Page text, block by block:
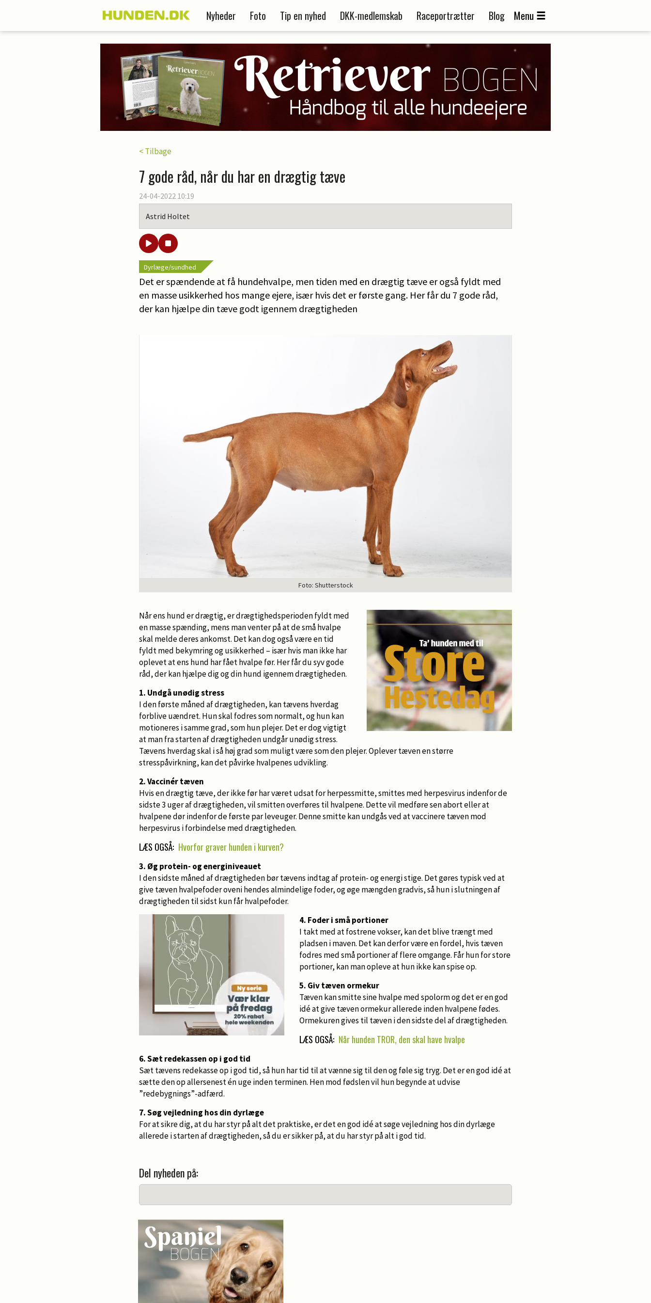
Nyheder Foto Tip en nyhed DKK-medlemskab Raceportrætter Blog Menu
< Tilbage
7 gode råd, når du har en drægtig tæve
24-04-2022 10:19
Astrid Holtet
Dyrlæge/sundhed
Det er spændende at få hundehvalpe, men tiden med en drægtig tæve er også fyldt med
en masse usikkerhed hos mange ejere, især hvis det er første gang. Her får du 7 gode råd,
der kan hjælpe din tæve godt igennem drægtigheden
Foto: Shutterstock
Når ens hund er drægtig, er drægtighedsperioden fyldt med
en masse spænding, mens man venter på at de små hvalpe
skal melde deres ankomst. Det kan dog også være en tid
fyldt med bekymring og usikkerhed – især hvis man ikke har
oplevet at ens hund har fået hvalpe før. Her får du syv gode
råd, der kan hjælpe dig og din hund igennem drægtigheden.
1. Undgå unødig stress
I den første måned af drægtigheden, kan tævens hverdag
forblive uændret. Hun skal fodres som normalt, og hun kan
motioneres i samme grad, som hun plejer. Det er dog vigtigt
at man fra starten af drægtigheden undgår unødig stress.
Tævens hverdag skal i så høj grad som muligt være som den plejer. Oplever tæven en større
stresspåvirkning, kan det påvirke hvalpenes udvikling.
2. Vaccinér tæven
Hvis en drægtig tæve, der ikke før har været udsat for herpessmitte, smittes med herpesvirus indenfor de
sidste 3 uger af drægtigheden, vil smitten overføres til hvalpene. Dette vil medføre sen abort eller at
hvalpene dør indenfor de første par leveuger. Denne smitte kan undgås ved at vaccinere tæven mod
herpesvirus i forbindelse med drægtigheden.
LÆS OGSÅ: Hvorfor graver hunden i kurven?
3. Øg protein- og energiniveauet
I den sidste måned af drægtigheden bør tævens indtag af protein- og energi stige. Det gøres typisk ved at
give tæven hvalpefoder oveni hendes almindelige foder, og øge mængden gradvis, så hun i slutningen af
drægtigheden til sidst kun får hvalpefoder.
4. Foder i små portioner
I takt med at fostrene vokser, kan det blive trængt med
pladsen i maven. Det kan derfor være en fordel, hvis tæven
fodres med små portioner af flere omgange. Får hun for store
portioner, kan man opleve at hun ikke kan spise op.
5. Giv tæven ormekur
Tæven kan smitte sine hvalpe med spolorm og det er en god
idé at give tæven ormekur allerede inden hvalpene fødes.
Ormekuren gives til tæven i den sidste del af drægtigheden.
LÆS OGSÅ: Når hunden TROR, den skal have hvalpe
6. Sæt redekassen op i god tid
Sæt tævens redekasse op i god tid, så hun har tid til at vænne sig til den og føle sig tryg. Det er en god idé at
sætte den op allersenest én uge inden terminen. Hen mod fødslen vil hun begynde at udvise
”redebygnings”-adfærd.
7. Søg vejledning hos din dyrlæge
For at sikre dig, at du har styr på alt det praktiske, er det en god idé at søge vejledning hos din dyrlæge
allerede i starten af drægtigheden, så du er sikker på, at du har styr på alt i god tid.
Del nyheden på: